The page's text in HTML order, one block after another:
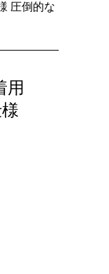
圧倒的な
用